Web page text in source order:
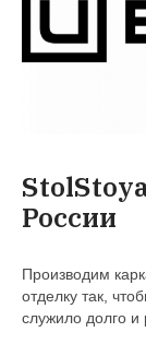
России
Производим
отделку так,
служило долго и